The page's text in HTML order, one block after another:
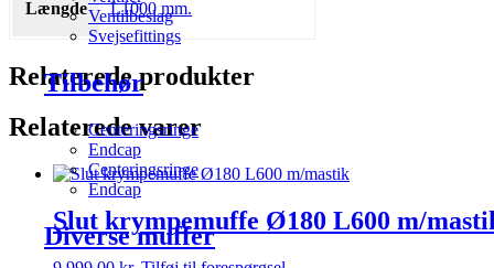
Ventilbeslag
Svejsefittings
Tilbehør
Centeringsringe
Endcap
Centeringsringe
Endcap
Diverse muffer
Længde L1000 mm.
Relaterede produkter
Relaterede varer
Slut krympemuffe Ø180 L600 m/